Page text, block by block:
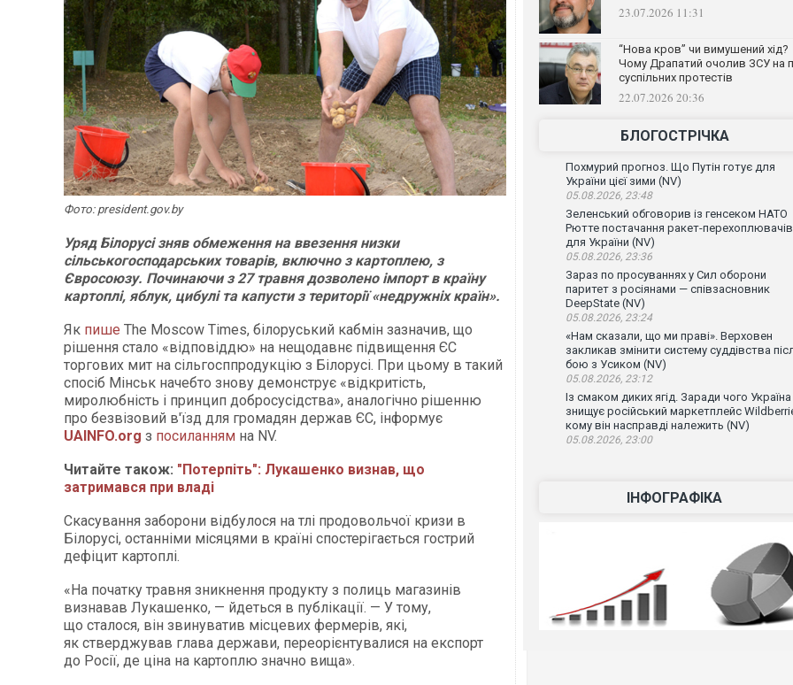
Фото: president.gov.by
Уряд Білорусі зняв обмеження на ввезення низки
сільськогосподарських товарів, включно з картоплею, з
Євросоюзу. Починаючи з 27 травня дозволено імпорт в країну
картоплі, яблук, цибулі та капусти з території «недружніх країн».
Як пише The Moscow Times, білоруський кабмін зазначив, що
рішення стало «відповіддю» на нещодавнє підвищення ЄС
торгових мит на сільгосппродукцію з Білорусі. При цьому в такий
спосіб Мінськ начебто знову демонструє «відкритість,
миролюбність і принцип добросусідства», аналогічно рішенню
про безвізовий в'їзд для громадян держав ЄС, інформує
UAINFO.org з посиланням на NV.
Читайте також: "Потерпіть": Лукашенко визнав, що
затримався при владі
Скасування заборони відбулося на тлі продовольчої кризи в
Білорусі, останніми місяцями в країні спостерігається гострий
дефіцит картоплі.
«На початку травня зникнення продукту з полиць магазинів
визнавав Лукашенко, — йдеться в публікації. — У тому,
що сталося, він звинуватив місцевих фермерів, які,
як стверджував глава держави, переорієнтувалися на експорт
до Росії, де ціна на картоплю значно вища».
23.07.2026 11:31
“Нова кров” чи вимушений хід?
Чому Драпатий очолив ЗСУ на
суспільних протестів
22.07.2026 20:36
БЛОГОСТРІЧКА
Похмурий прогноз. Що Путін готує для
України цієї зими (NV)
05.08.2026, 23:48
Зеленський обговорив із генсеком НАТО
Рютте постачання ракет-перехоплювачів
для України (NV)
05.08.2026, 23:36
Зараз по просуваннях у Сил оборони
паритет з росіянами — співзасновник
DeepState (NV)
05.08.2026, 23:24
«Нам сказали, що ми праві». Верховен
закликав змінити систему суддівства
бою з Усиком (NV)
05.08.2026, 23:12
Із смаком диких ягід. Заради чого Україна
знищує російський маркетплейс
кому він насправді належить (NV)
05.08.2026, 23:00
ІНФОГРАФІКА